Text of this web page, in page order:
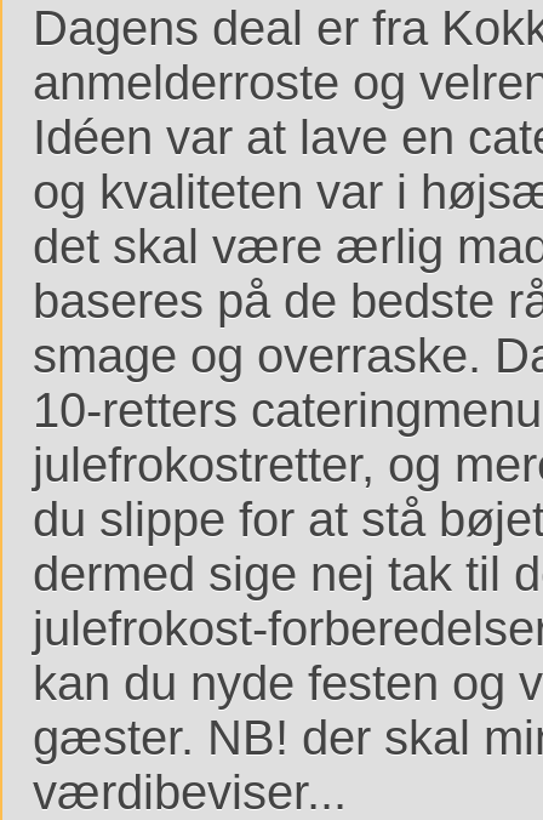
Dagens deal er fra
anmelderroste og
Idéen var at lave en
og kvaliteten var i
det skal være ærlig
baseres på de bedste
smage og overraske.
10-retters
julefrokostretter, og
du slippe for at stå
dermed sige nej tak til
julefrokost-
kan du nyde festen og
gæster. NB! der skal
værdibeviser...